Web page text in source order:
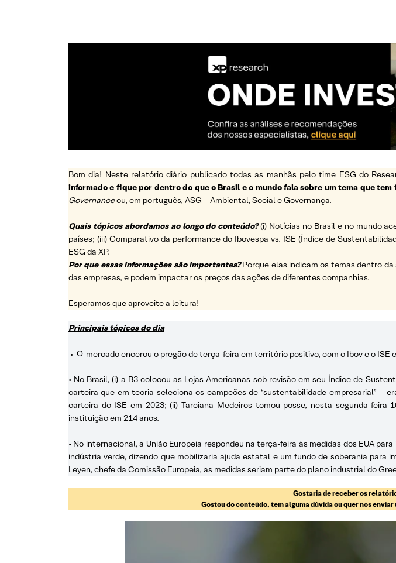
Bom dia! Neste relatório diário publicado todas as manhãs pelo time ESG do
informado e fique por dentro do que o Brasil e o mundo fala sobre um tema que
Governanceou, em português, ASG – Ambiental, Social e Governança.
Quais tópicos abordamos ao longo do conteúdo? (i) Notícias no Brasil e no mundo
países; (iii) Comparativo da performance do Ibovespa vs. ISE (Índice de
ESG da XP.
Por que essas informações são importantes?Porque elas indicam os temas dentro
das empresas, e podem impactar os preços das ações de diferentes companhias.
Esperamos que aproveite a leitura!
Principais tópicos do dia
• O mercado encerou o pregão de terça-feira em território positivo, com o Ibov e o ISE
• No Brasil, (i) a B3 colocou as Lojas Americanas sob revisão em seu Índice de
carteira que em teoria seleciona os campeões de “sustentabilidade empresarial” –
carteira do ISE em 2023; (ii) Tarciana Medeiros tomou posse, nesta segunda-
instituição em 214 anos.
• No internacional, a União Europeia respondeu na terça-feira às medidas dos EUA
indústria verde, dizendo que mobilizaria ajuda estatal e um fundo de soberania para
Leyen, chefe da Comissão Europeia, as medidas seriam parte do plano industrial do
Gostaria de receber os
Gostou do conteúdo, tem alguma dúvida ou quer nos enviar